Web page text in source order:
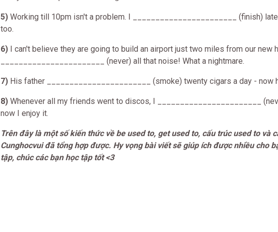
5) Working till 10pm isn't a problem. I _______________________ (finish)
too.
6) I can't believe they are going to build an airport just two miles from our new
_______________________ (never) all that noise! What a nightmare.
7) His father _______________________ (smoke) twenty cigars a day - now
8) Whenever all my friends went to discos, I _______________________
now I enjoy it.
Trên đây là một số kiến thức về be used to, get used to, cấu trúc used to và
Cunghocvui đã tổng hợp được. Hy vọng bài viết sẽ giúp ích được nhiều cho
tập, chúc các bạn học tập tốt <3